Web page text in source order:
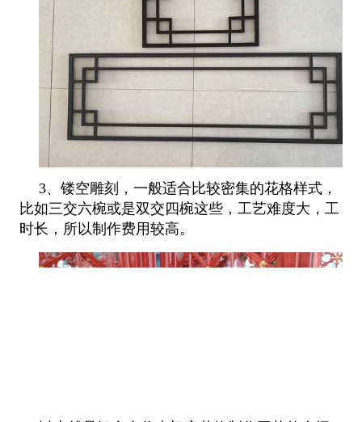
3、镂空雕刻，一般适合比较密集的花格样式，
比如三交六椀或是双交四椀这些，工艺难度大，工
时长，所以制作费用较高。